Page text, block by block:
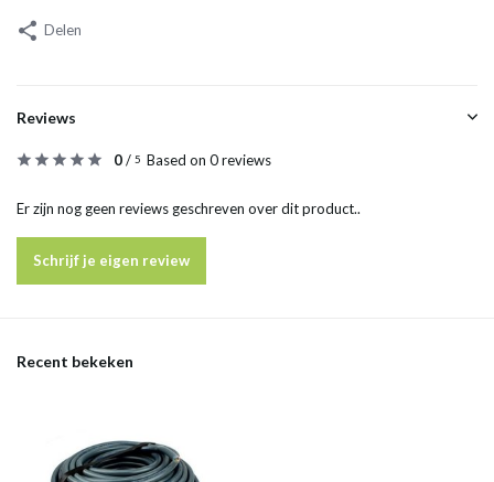
Delen
Reviews
0/ 5 Based on 0 reviews
Er zijn nog geen reviews geschreven over dit product..
Schrijf je eigen review
Recent bekeken